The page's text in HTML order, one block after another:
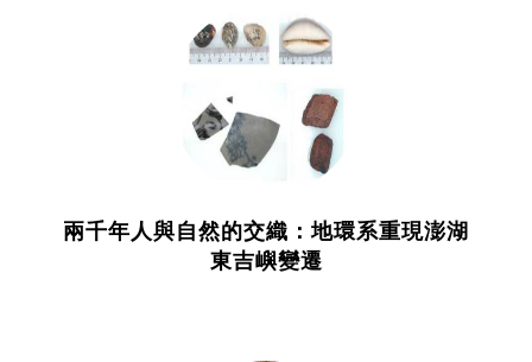
兩千年人與自然的交織：地環系重現澎湖
東吉嶼變遷